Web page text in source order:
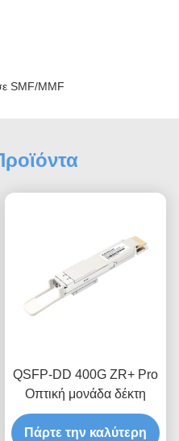
SMF/MMF
QSFP-DD 400G ZR+ Pro
Οπτική μονάδα δέκτη
Πάρτε την καλύτερη